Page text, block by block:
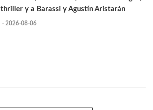
thriller y a Barassi y Agustín Aristarán
- 2026-08-06